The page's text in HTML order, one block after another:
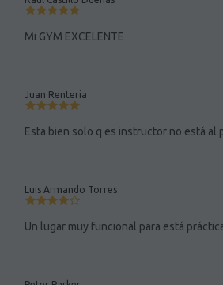
Mi GYM EXCELENTE
Juan Renteria
Esta bien solo q es instructor no está al
Luis Armando Torres
Un lugar muy funcional para está